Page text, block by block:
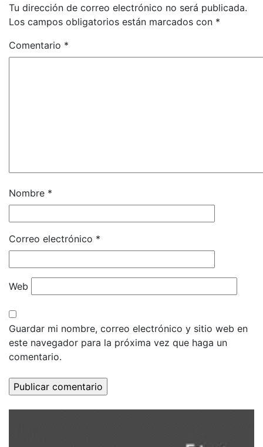
Tu dirección de correo electrónico no será publicada.
Los campos obligatorios están marcados con *
Comentario *
Nombre *
Correo electrónico *
Web
Guardar mi nombre, correo electrónico y sitio web en
este navegador para la próxima vez que haga un
comentario.